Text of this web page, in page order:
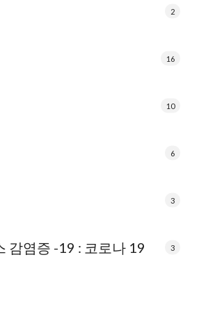
2
16
10
6
3
감염증 -19 : 코로나 19 3